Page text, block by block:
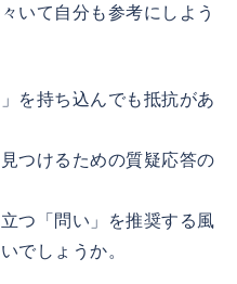
いて自分も参考にしよう
を持ち込んでも抵抗があ
つけるための質疑応答の
つ「問い」を推奨する風
でしょうか。